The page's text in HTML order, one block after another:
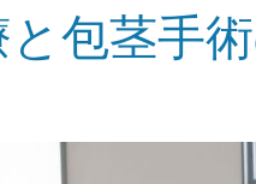
包茎手